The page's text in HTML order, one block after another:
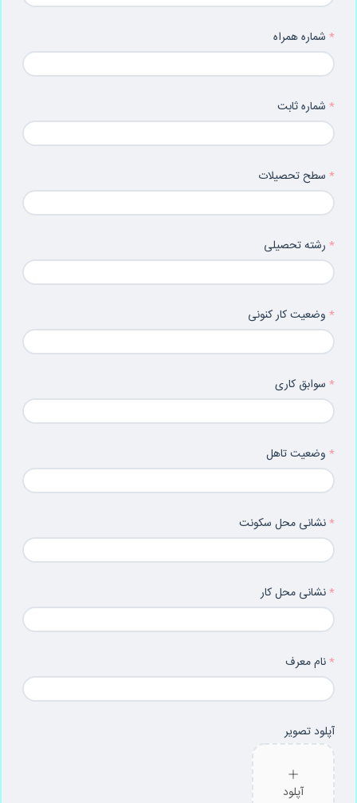
شماره همراه
شماره ثابت
سطح تحصیلات
رشته تحصیلی
وضعیت کار کنونی
سوابق کاری
وضعیت تاهل
نشانی محل سکونت
نشانی محل کار
نام معرف
آپلود تصویر
آپلود